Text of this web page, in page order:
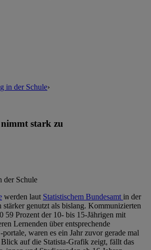
in der Schule›
stark zu
der Schule
werden laut Statistischem Bundesamtin der
stärker genutzt als bislang. Kommunizierten
59 Prozent der 10- bis 15-Jährigen mit
Lernenden über entsprechende
waren es ein Jahr zuvor gerade mal
auf die Statista-Grafik zeigt, fällt das